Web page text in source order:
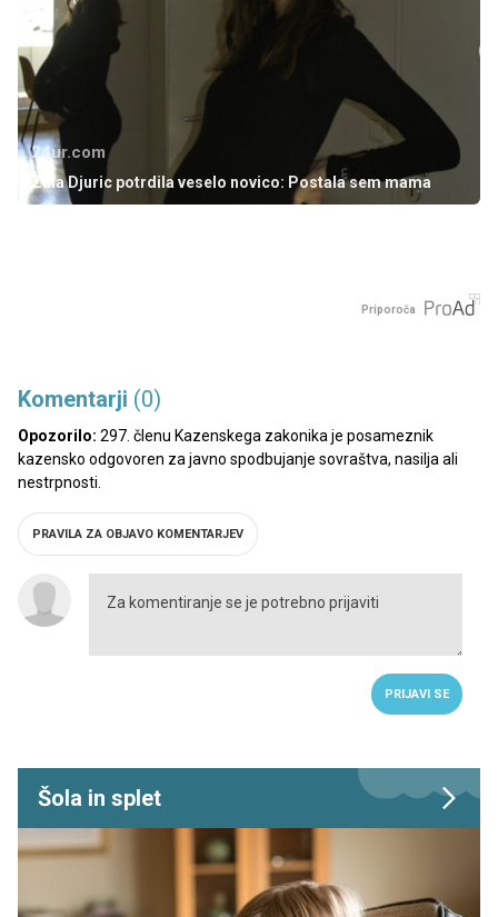
24ur.com
Zala Djuric potrdila veselo novico: Postala sem mama
Priporoča
Komentarji (0)
Opozorilo: 297. členu Kazenskega zakonika je posameznik
kazensko odgovoren za javno spodbujanje sovraštva, nasilja ali
nestrpnosti.
PRAVILA ZA OBJAVO KOMENTARJEV
PRIJAVI SE
Šola in splet